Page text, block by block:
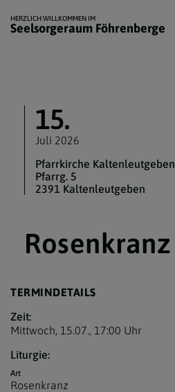
HERZLICH WILLKOMMEN IM
Seelsorgeraum Föhrenberge
15.
Juli 2026
Pfarrkirche Kaltenleutgeben
Pfarrg. 5
2391 Kaltenleutgeben
Rosenkranz
TERMINDETAILS
Zeit:
Mittwoch, 15.07., 17:00 Uhr
Liturgie:
Art
Rosenkranz